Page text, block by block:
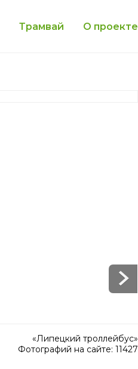
Трамвай О проекте
«Липецкий троллейбус»
Фотографий на сайте: 11427